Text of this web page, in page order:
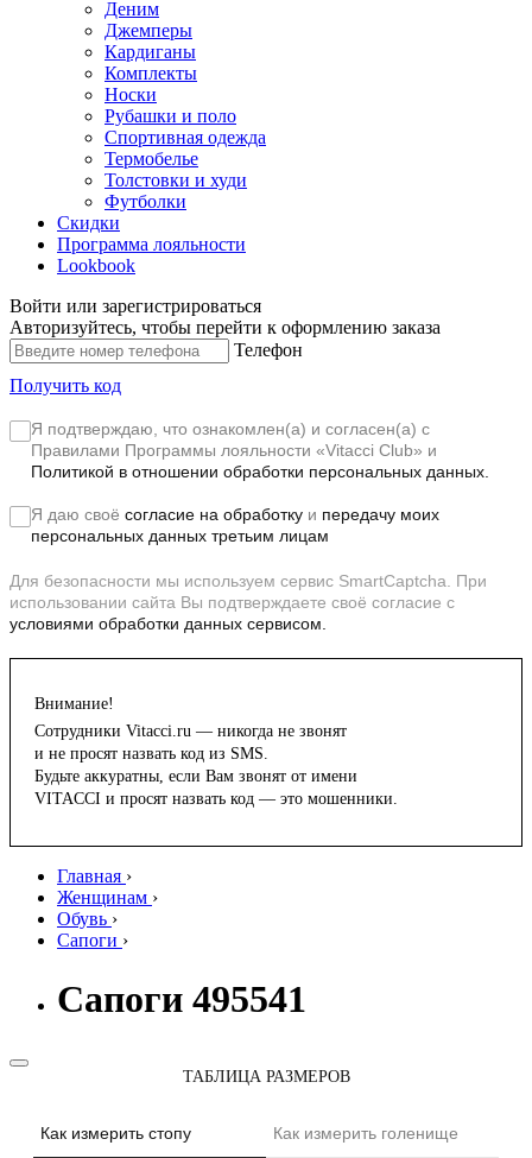
Деним
Джемперы
Кардиганы
Комплекты
Носки
Рубашки и поло
Спортивная одежда
Термобелье
Толстовки и худи
Футболки
Скидки
Программа лояльности
Lookbook
Войти или зарегистрироваться
Авторизуйтесь, чтобы перейти к оформлению заказа
Телефон
Получить код
Я подтверждаю, что ознакомлен(а) и согласен(а) с
Правилами Программы лояльности «Vitacci Club» и
Политикой в отношении обработки персональных данных.
Я даю своё согласие на обработку и передачу моих
персональных данных третьим лицам
Для безопасности мы используем сервис SmartCaptcha. При
использовании сайта Вы подтверждаете своё согласие с
условиями обработки данных сервисом.
Внимание!
Сотрудники Vitacci.ru — никогда не звонят
и не просят назвать код из SMS.
Будьте аккуратны, если Вам звонят от имени
VITACCI и просят назвать код — это мошенники.
Главная ›
Женщинам ›
Обувь ›
Сапоги ›
Сапоги 495541
ТАБЛИЦА РАЗМЕРОВ
Как измерить стопу Как измерить голенище